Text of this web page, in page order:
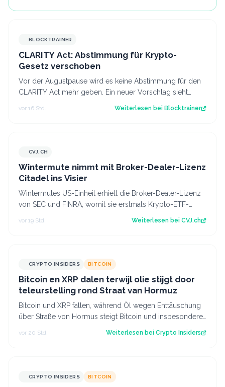
BLOCKTRAINER
CLARITY Act: Abstimmung für Krypto-
Gesetz verschoben
Vor der Augustpause wird es keine Abstimmung für den
CLARITY Act mehr geben. Ein neuer Vorschlag sieht
vor 16 Std. Weiterlesen bei Blocktrainer
CVJ.CHCVJ.CH
Wintermute nimmt mit Broker-Dealer-Lizenz
Citadel ins Visier
Wintermutes US-Einheit erhielt die Broker-Dealer-Lizenz
von SEC und FINRA, womit sie erstmals Krypto-ETF-
vor 19 Std. Weiterlesen bei CVJ.ch
CRYPTO INSIDERS BITCOIN
Bitcoin en XRP dalen terwijl olie stijgt door
teleurstelling rond Straat van Hormuz
Bitcoin und XRP fallen, während Öl wegen Enttäuschung
über Straße von Hormus steigt Bitcoin und insbesondere
Altcoins wie XRP und Solana hab…
vor 20 Std. Weiterlesen bei Crypto Insiders
CRYPTO INSIDERS BITCOIN